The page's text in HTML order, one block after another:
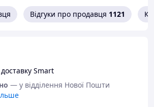
Відгуки про продавця 1121
Smart
— у відділення Нової Пошти